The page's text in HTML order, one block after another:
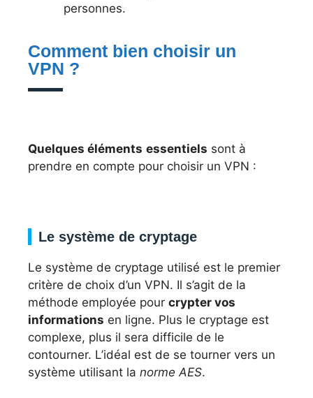
personnes.
Comment bien choisir un
VPN ?
Quelques éléments essentiels sont à
prendre en compte pour choisir un VPN :
Le système de cryptage
Le système de cryptage utilisé est le premier
critère de choix d’un VPN. Il s’agit de la
méthode employée pour crypter vos
informations en ligne. Plus le cryptage est
complexe, plus il sera difficile de le
contourner. L’idéal est de se tourner vers un
système utilisant la norme AES.